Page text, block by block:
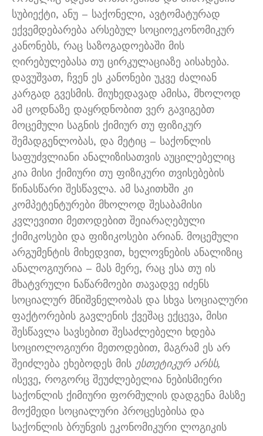
სუბიექტი, ანუ – საქონელი, ავტომატურად
ექვემდებარება არსებულ სოციოეკონომიკურ
კანონებს, რაც საზოგადოებაში მის
ღირებულებასა თუ ცირკულაციაზე აისახება.
დავუშვათ, ჩვენ ეს კანონები უკვე ძალიან
კარგად გვესმის. მიუხედავად ამისა, მხოლოდ
ამ ცოდნაზე დაყრდნობით ვერ გავიგებთ
მოცემული საგნის ქიმიურ თუ ფიზიკურ
შემადგენლობას, და მეტიც – საქონლის
საფუძვლიანი ანალიზისათვის აუცილებელიც
კია მისი ქიმიური თუ ფიზიკური თვისებების
წინასწარი შესწავლა. ამ საკითხში კი
კომპეტენტურები მხოლოდ შესაბამისი
კვლევითი მეთოდებით შეიარაღებული
ქიმიკოსები და ფიზიკოსები არიან. მოცემული
არგუმენტის მიხედვით, ხელოვნების ანალიზიც
ანალოგიურია – მას მერე, რაც ესა თუ ის
მხატვრული ნაწარმოები თავადვე იძენს
სოციალურ მნიშვნელობას და სხვა სოციალური
ფაქტორების გავლენის ქვეშაც ექცევა, მისი
შესწავლა სავსებით შესაძლებელი ხდება
სოციოლოგიური მეთოდებით, მაგრამ ეს არ
შეიძლება ეხებოდეს მის ესთეტიკურ არსს,
ისევე, როგორც შეუძლებელია ნებისმიერი
საქონლის ქიმიური ფორმულის დადგენა მასზე
მოქმედი სოციალური პროცესებისა და
საქონლის ბრუნვის ეკონომიკური ლოგიკის